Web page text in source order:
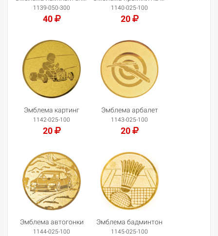
1139-050-300
40
Добавить в корзину
1140-025-100
20
Добавить в корзину
Эмблема картинг
1142-025-100
20
Добавить в корзину
Эмблема арбалет
1143-025-100
20
Добавить в корзину
Эмблема автогонки
1144-025-100
Эмблема бадминтон
1145-025-100